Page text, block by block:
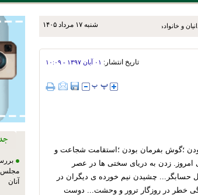
شنبه ۱۷ مرداد ۱۴۰۵ و خانواده‌های آنان
تاریخ انتشار: ۰۱ آبان ۱۳۹۷ - ۱۰:۰۹
بودن ؛گوش بفرمان بودن ؛استقامت شجاعت و
دنیای امروز. زدن به دریای سختی ها در عصر
چشیدن نیم خورده ی دیگران در
خطر در روزگار ترور و وحشت... دوست
مجلس؛
آنان